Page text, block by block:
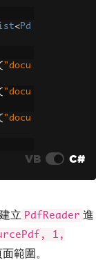
<Pd
"docu
"docu
"docu
VB C#
立 PdfReader 進
1,
範圍。